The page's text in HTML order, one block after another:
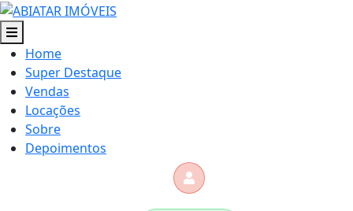
Home
Super Destaque
Vendas
Locações
Sobre
Depoimentos